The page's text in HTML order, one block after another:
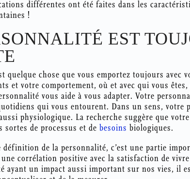
différentes ont été faites dans les
!
EST
quelque chose que vous emportez toujours avec
et votre comportement, où et avec qui vous
vous aide à vous adapter. Votre
qui vous entourent. Dans un sens, votre
physiologique. La recherche suggère que
de processus et de besoins biologiques.
de la personnalité, c’est une partie
corrélation positive avec la satisfaction de vivre
ayant un impact aussi important sur nos vies, il